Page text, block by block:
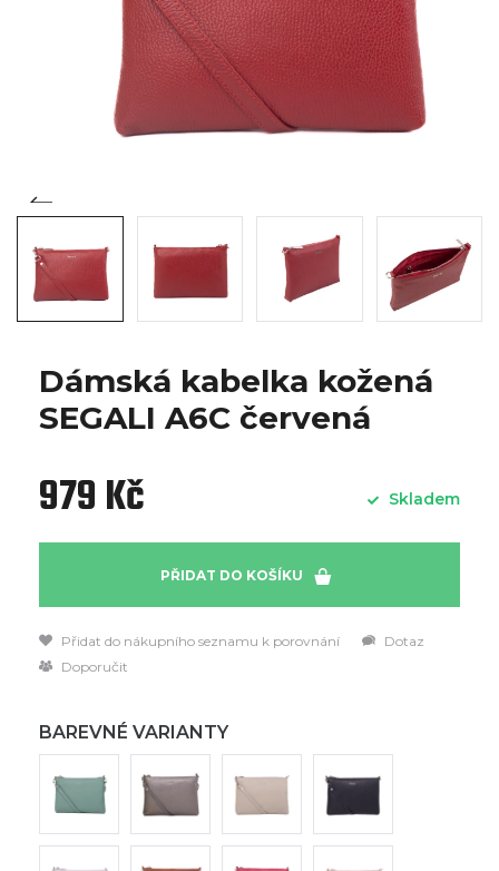
Dámská kabelka kožená
SEGALI A6C červená
979 Kč Skladem
PŘIDAT DO KOŠÍKU
Přidat do nákupního seznamu k porovnání
Dotaz
Doporučit
BAREVNÉ VARIANTY